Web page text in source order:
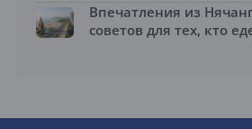
Впечатления из
советов для тех, кто